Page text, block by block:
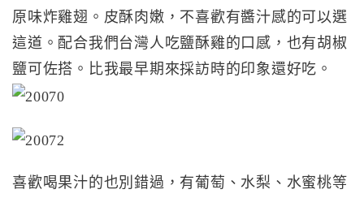
原味炸雞翅。皮酥肉嫩，不喜歡有醬汁感的可以選
這道。配合我們台灣人吃鹽酥雞的口感，也有胡椒
鹽可佐搭。比我最早期來採訪時的印象還好吃。
喜歡喝果汁的也別錯過，有葡萄、水梨、水蜜桃等